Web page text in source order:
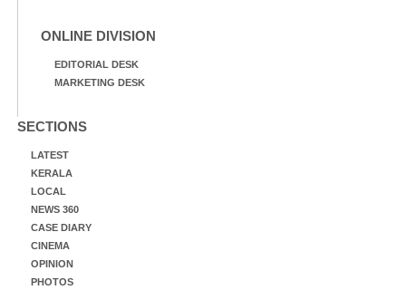
ONLINE DIVISION
EDITORIAL DESK
MARKETING DESK
SECTIONS
LATEST
KERALA
LOCAL
NEWS 360
CASE DIARY
CINEMA
OPINION
PHOTOS